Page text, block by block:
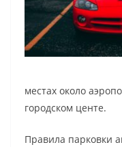
местах около
городском центе.
Правила парковки